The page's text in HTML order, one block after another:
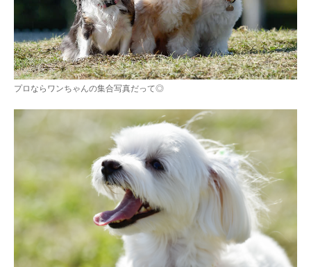
プロならワンちゃんの集合写真だって◎
PECOアプリをダウンロード済みの方
アプリで開く